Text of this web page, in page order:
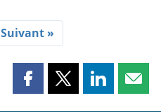
Suivant »
PartagerPartagerPartager